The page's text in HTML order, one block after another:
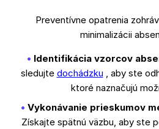
Preventívne opatrenia
minimalizácii
Identifikácia vzorcov
sledujte dochádzku , aby ste
ktoré naznačujú
Vykonávanie prieskumov
Získajte spätnú väzbu, aby ste